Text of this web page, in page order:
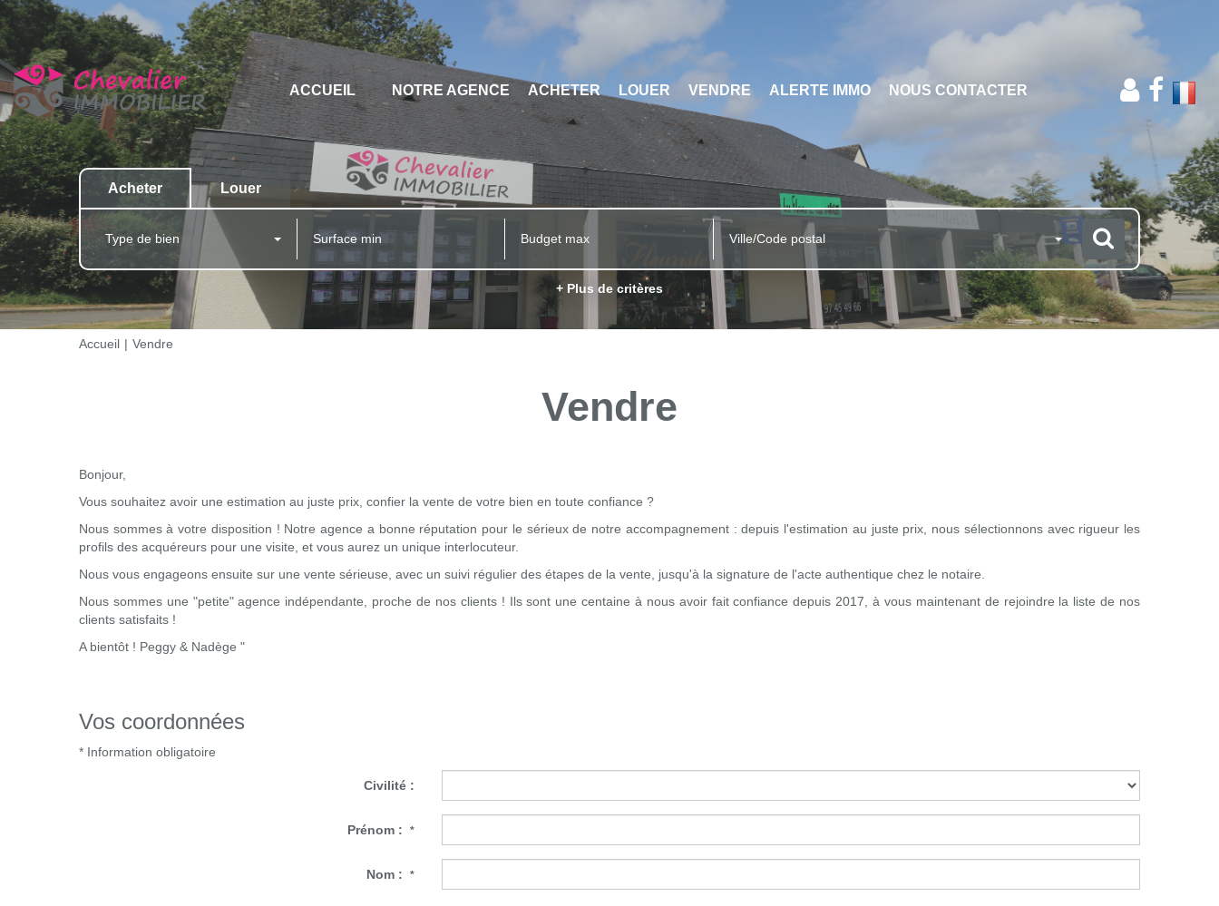
ACCUEIL NOTRE AGENCE ACHETER LOUER VENDRE ALERTE IMMO NOUS CONTACTER
Acheter Louer
Type de bien Ville/Code postal
+ Plus de critères
Accueil Vendre
Vendre
Bonjour,
Vous souhaitez avoir une estimation au juste prix, confier la vente de votre bien en toute confiance ?
Nous sommes à votre disposition ! Notre agence a bonne réputation pour le sérieux de notre accompagnement : depuis l'estimation au juste prix, nous sélectionnons avec rigueur les
profils des acquéreurs pour une visite, et vous aurez un unique interlocuteur.
Nous vous engageons ensuite sur une vente sérieuse, avec un suivi régulier des étapes de la vente, jusqu'à la signature de l'acte authentique chez le notaire.
Nous sommes une "petite" agence indépendante, proche de nos clients ! Ils sont une centaine à nous avoir fait confiance depuis 2017, à vous maintenant de rejoindre la liste de nos
clients satisfaits !
A bientôt ! Peggy & Nadège "
Vos coordonnées
* Information obligatoire
Civilité :
Prénom : *
Nom : *